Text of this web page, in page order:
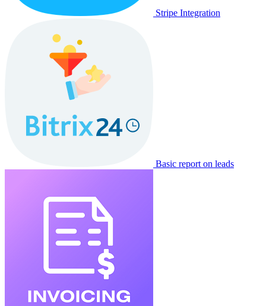
Stripe Integration
Basic report on leads